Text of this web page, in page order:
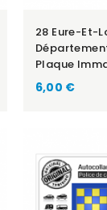
28 Eure-Et-
Plaque
6,00 €